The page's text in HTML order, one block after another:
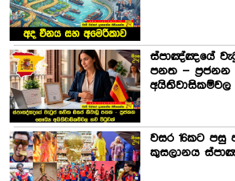
ස්පාඤ්ඤයේ
පනත –
වසර 16කට පසු
කුසලානය